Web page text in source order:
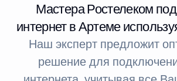
Мастера Ростелеком
интернет в Артеме
Наш эксперт предложит
решение для